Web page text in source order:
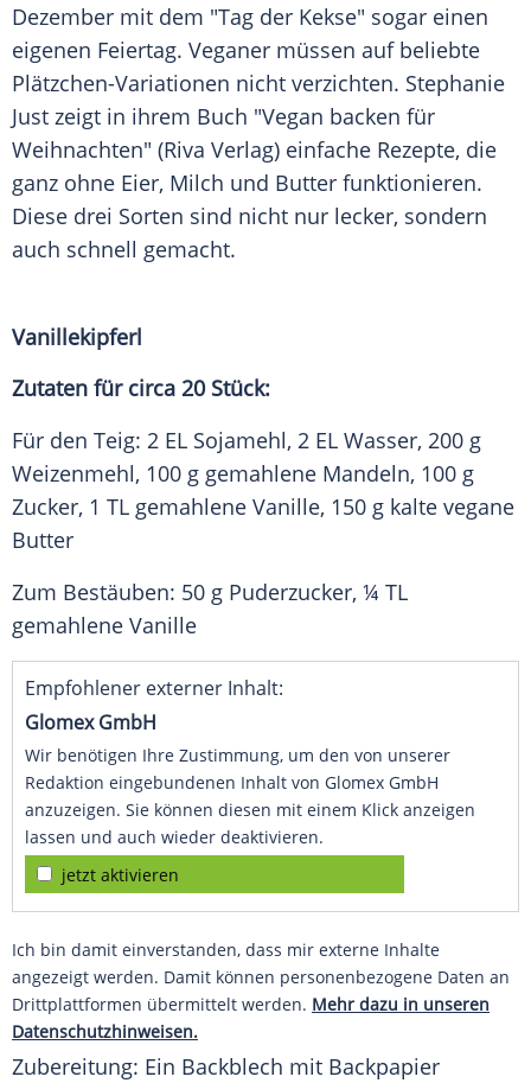
Dezember mit dem "Tag der Kekse" sogar einen
eigenen Feiertag. Veganer müssen auf beliebte
Plätzchen-Variationen nicht verzichten. Stephanie
Just zeigt in ihrem Buch "Vegan backen für
Weihnachten" (Riva Verlag) einfache Rezepte, die
ganz ohne Eier, Milch und Butter funktionieren.
Diese drei Sorten sind nicht nur lecker, sondern
auch schnell gemacht.
Vanillekipferl
Zutaten für circa 20 Stück:
Für den Teig: 2 EL Sojamehl, 2 EL Wasser, 200 g
Weizenmehl, 100 g gemahlene Mandeln, 100 g
Zucker, 1 TL gemahlene Vanille, 150 g kalte vegane
Butter
Zum Bestäuben: 50 g Puderzucker, ¼ TL
gemahlene Vanille
Empfohlener externer Inhalt:
Glomex GmbH
Wir benötigen Ihre Zustimmung, um den von unserer
Redaktion eingebundenen Inhalt von Glomex GmbH
anzuzeigen. Sie können diesen mit einem Klick anzeigen
lassen und auch wieder deaktivieren.
jetzt aktivieren
Ich bin damit einverstanden, dass mir externe Inhalte
angezeigt werden. Damit können personenbezogene Daten an
Drittplattformen übermittelt werden. Mehr dazu in unseren
Datenschutzhinweisen.
Zubereitung: Ein Backblech mit Backpapier